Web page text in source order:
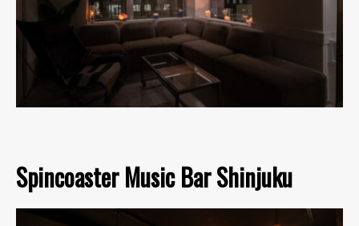
Spincoaster Music Bar Shinjuku